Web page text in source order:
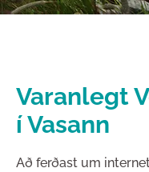
Varanlegt
í Vasann
Að ferðast um